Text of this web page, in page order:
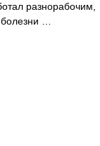
разнорабочим,
болезни …